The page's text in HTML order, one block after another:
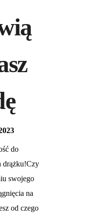
do
drążku!Czy
swojego
na
od czego